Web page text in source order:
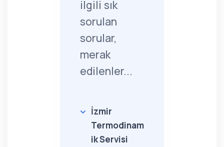
ilgili sık
sorulan
sorular,
merak
edilenler...
İzmir
Termodinam
ik Servisi